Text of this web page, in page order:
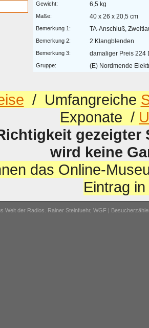
Gewicht: 6,5 kg
Maße: 40 x 26 x 20,5 cm
Bemerkung 1: TA-Anschluß,
Bemerkung 2: 2 Klangblenden
Bemerkung 3: damaliger Preis 224
Gruppe: (E) Nordmende
/ Umfangreiche
Exponate /
wird keine
das Online-
Eintrag
Welt der Radios. Rainer Steinfuehr, WGF |